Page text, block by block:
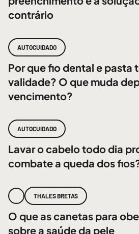
contrário
AUTOCUIDADO
Por que fio dental e pasta
validade? O que muda
vencimento?
AUTOCUIDADO
Lavar o cabelo todo dia
combate a queda dos
THALES BRETAS
O que as canetas para
sobre a saúde da pele